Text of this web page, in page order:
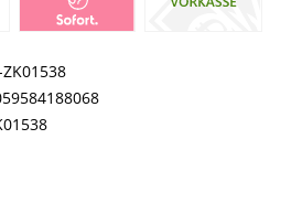
ZK01538